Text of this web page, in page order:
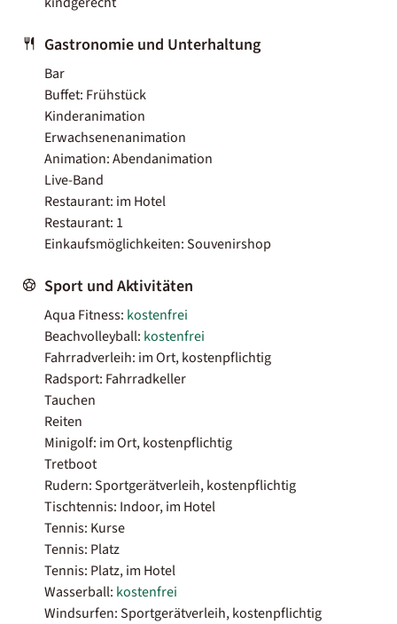
Gastronomie und Unterhaltung
Bar
Buffet: Frühstück
Kinderanimation
Erwachsenenanimation
Animation: Abendanimation
Live-Band
Restaurant: im Hotel
Restaurant: 1
Einkaufsmöglichkeiten: Souvenirshop
Sport und Aktivitäten
Aqua Fitness: kostenfrei
Beachvolleyball: kostenfrei
Fahrradverleih: im Ort, kostenpflichtig
Radsport: Fahrradkeller
Tauchen
Reiten
Minigolf: im Ort, kostenpflichtig
Tretboot
Rudern: Sportgerätverleih, kostenpflichtig
Tischtennis: Indoor, im Hotel
Tennis: Kurse
Tennis: Platz
Tennis: Platz, im Hotel
Wasserball: kostenfrei
Windsurfen: Sportgerätverleih, kostenpflichtig